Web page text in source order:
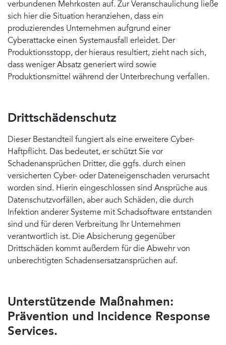
verbundenen Mehrkosten auf. Zur Veranschaulichung ließe
sich hier die Situation heranziehen, dass ein
produzierendes Unternehmen aufgrund einer
Cyberattacke einen Systemausfall erleidet. Der
Produktionsstopp, der hieraus resultiert, zieht nach sich,
dass weniger Absatz generiert wird sowie
Produktionsmittel während der Unterbrechung verfallen.
Drittschädenschutz
Dieser Bestandteil fungiert als eine erweitere Cyber-
Haftpflicht. Das bedeutet, er schützt Sie vor
Schadenansprüchen Dritter, die ggfs. durch einen
versicherten Cyber- oder Dateneigenschaden verursacht
worden sind. Hierin eingeschlossen sind Ansprüche aus
Datenschutzvorfällen, aber auch Schäden, die durch
Infektion anderer Systeme mit Schadsoftware entstanden
sind und für deren Verbreitung Ihr Unternehmen
verantwortlich ist. Die Absicherung gegenüber
Drittschäden kommt außerdem für die Abwehr von
unberechtigten Schadensersatzansprüchen auf.
Unterstützende Maßnahmen:
Prävention und Incidence Response
Services.